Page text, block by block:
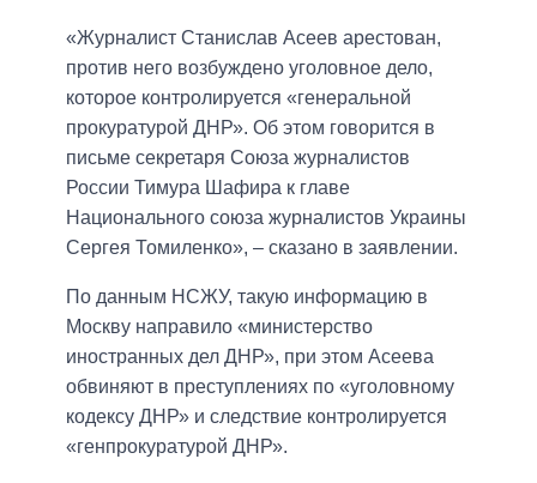
«Журналист Станислав Асеев арестован,
против него возбуждено уголовное дело,
которое контролируется «генеральной
прокуратурой ДНР». Об этом говорится в
письме секретаря Союза журналистов
России Тимура Шафира к главе
Национального союза журналистов Украины
Сергея Томиленко», – сказано в заявлении.
По данным НСЖУ, такую информацию в
Москву направило «министерство
иностранных дел ДНР», при этом Асеева
обвиняют в преступлениях по «уголовному
кодексу ДНР» и следствие контролируется
«генпрокуратурой ДНР».